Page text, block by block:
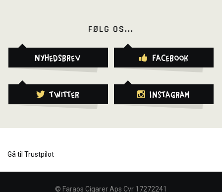
FØLG OS...
Nyhedsbrev Facebook
Twitter Instagram
Gå til Trustpilot
© Faraos Cigarer Aps Cvr 17272241